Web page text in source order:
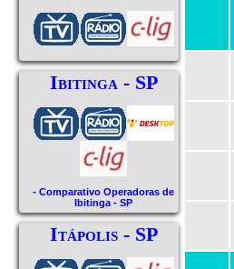
Ibitinga - SP
- Comparativo Operadoras de
Ibitinga - SP
Itápolis - SP